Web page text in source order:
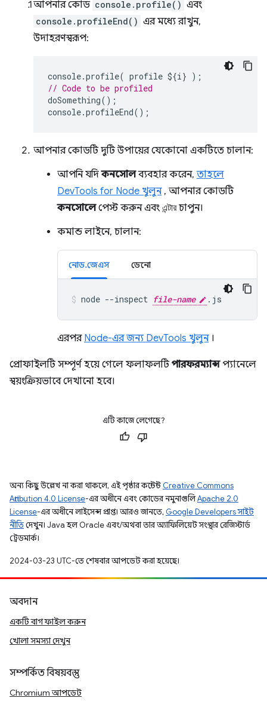
আপনার কোড console.profile() এবং
console.profileEnd() এর মধ্যে রাখুন,
উদাহরণস্বরূপ:
console.profile( profile ${i} );
// Code to be profiled
doSomething();
console.profileEnd();
আপনার কোডটি দুটি উপায়ের যেকোনো একটিতে চালান:
আপনি যদিকনসোলব্যবহার করেন, তাহলে
DevTools for Node খুলুন, আপনার কোডটি
কনসোলেপেস্ট করুন এবং এন্টারচাপুন।
কমান্ড লাইনে, চালান:
নোড.জেএস ডেনো
node --inspect file-name .js
এরপর Node-এর জন্য DevTools খুলুন।
প্রোফাইলটি সম্পূর্ণ হয়ে গেলে ফলাফলটিপারফরম্যান্সপ্যানেলে
স্বয়ংক্রিয়ভাবে দেখানো হবে।
এটি কাজে লেগেছে?
অন্য কিছু উল্লেখ না করা থাকলে, এই পৃষ্ঠার কন্টেন্ট Creative Commons
Attribution 4.0 License-এর অধীনে এবং কোডের নমুনাগুলিApache 2.0
License-এর অধীনে লাইসেন্স প্রাপ্ত। আরও জানতে, Google Developers সাইট
নীতিদেখুন। Java হল Oracle এবং/অথবা তার অ্যাফিলিয়েট সংস্থার রেজিস্টার্ড
ট্রেডমার্ক।
2024-03-23 UTC-তে শেষবার আপডেট করা হয়েছে।
অবদান
একটি বাগ ফাইল করুন
খোলা সমস্যা দেখুন
সম্পর্কিত বিষয়বস্তু
Chromium আপডেট